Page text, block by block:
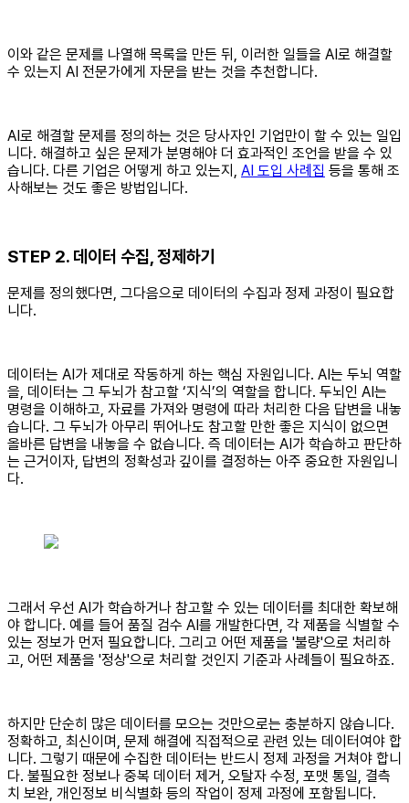
이와 같은 문제를 나열해 목록을 만든 뒤, 이러한 일들을 AI로 해결할
수 있는지 AI 전문가에게 자문을 받는 것을 추천합니다.
AI로 해결할 문제를 정의하는 것은 당사자인 기업만이 할 수 있는 일입
니다. 해결하고 싶은 문제가 분명해야 더 효과적인 조언을 받을 수 있
습니다. 다른 기업은 어떻게 하고 있는지, AI 도입 사례집 등을 통해 조
사해보는 것도 좋은 방법입니다.‍
STEP 2. 데이터 수집, 정제하기
문제를 정의했다면, 그다음으로 데이터의 수집과 정제 과정이 필요합
니다.
데이터는 AI가 제대로 작동하게 하는 핵심 자원입니다. AI는 두뇌 역할
을, 데이터는 그 두뇌가 참고할 ‘지식’의 역할을 합니다. 두뇌인 AI는
명령을 이해하고, 자료를 가져와 명령에 따라 처리한 다음 답변을 내놓
습니다. 그 두뇌가 아무리 뛰어나도 참고할 만한 좋은 지식이 없으면
올바른 답변을 내놓을 수 없습니다. 즉 데이터는 AI가 학습하고 판단하
는 근거이자, 답변의 정확성과 깊이를 결정하는 아주 중요한 자원입니
다.
그래서 우선 AI가 학습하거나 참고할 수 있는 데이터를 최대한 확보해
야 합니다. 예를 들어 품질 검수 AI를 개발한다면, 각 제품을 식별할 수
있는 정보가 먼저 필요합니다. 그리고 어떤 제품을 '불량'으로 처리하
고, 어떤 제품을 '정상'으로 처리할 것인지 기준과 사례들이 필요하죠.
하지만 단순히 많은 데이터를 모으는 것만으로는 충분하지 않습니다.
정확하고, 최신이며, 문제 해결에 직접적으로 관련 있는 데이터여야 합
니다. 그렇기 때문에 수집한 데이터는 반드시 정제 과정을 거쳐야 합니
다. 불필요한 정보나 중복 데이터 제거, 오탈자 수정, 포맷 통일, 결측
치 보완, 개인정보 비식별화 등의 작업이 정제 과정에 포함됩니다.